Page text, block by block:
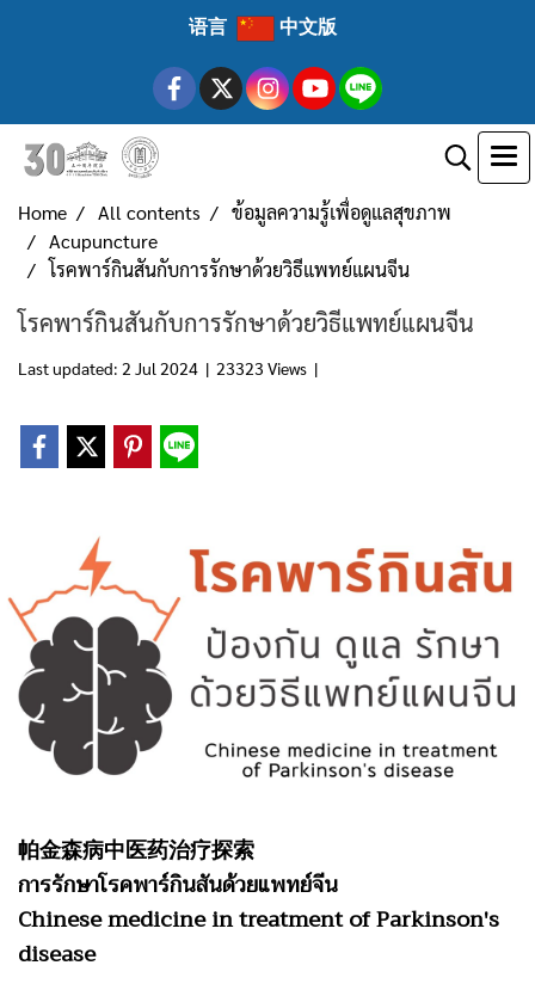
语言 中文版
Home All contents
ข้อมูลความรู้เพื่อดูแลสุขภาพ
Acupuncture
โรคพาร์กินสันกับการรักษาด้วยวิธีแพทย์แผนจีน
โรคพาร์กินสันกับการรักษาด้วยวิธีแพทย์แผนจีน
Last updated: 2 Jul 2024 | 23323 Views |
帕金森病中医药治疗探索
การรักษาโรคพาร์กินสันด้วยแพทย์จีน
Chinese medicine in treatment of Parkinson's
disease